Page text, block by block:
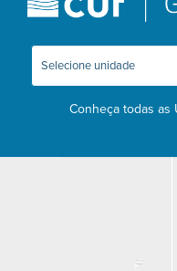
Conheça todas as